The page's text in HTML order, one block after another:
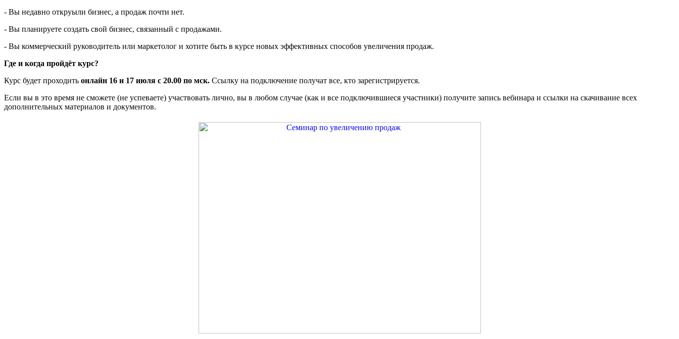
- Вы недавно откруыли бизнес, а продаж почти нет.
- Вы планируете создать свой бизнес, связанный с продажами.
- Вы коммерческий руководитель или маркетолог и хотите быть в курсе новых эффективных способов увеличения продаж.
Где и когда пройдёт курс?
Курс будет проходить онлайн 16 и 17 июля с 20.00 по мск. Ссылку на подключение получат все, кто зарегистрируется.
Если вы в это время не сможете (не успеваете) участвовать лично, вы в любом случае (как и все подключившиеся участники) получите запись вебинара и ссылки на скачивание всех
дополнительных материалов и документов.